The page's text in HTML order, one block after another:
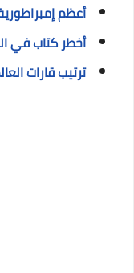
أعظم
أخطر كتاب في
ترتيب قارات